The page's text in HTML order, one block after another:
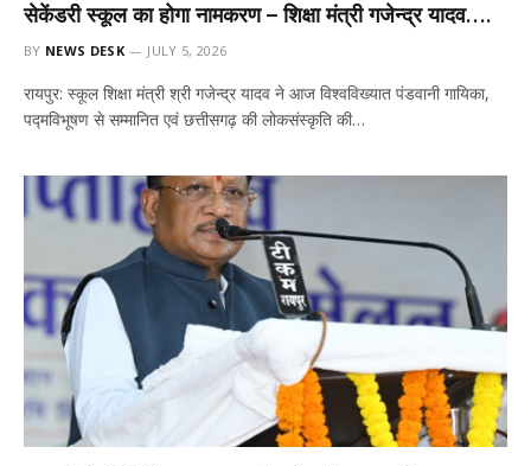
सेकेंडरी स्कूल का होगा नामकरण – शिक्षा मंत्री गजेन्द्र यादव….
BY NEWS DESK JULY 5, 2026
रायपुर: स्कूल शिक्षा मंत्री श्री गजेन्द्र यादव ने आज विश्वविख्यात पंडवानी गायिका,
पद्मविभूषण से सम्मानित एवं छत्तीसगढ़ की लोकसंस्कृति की…